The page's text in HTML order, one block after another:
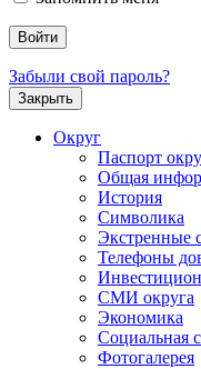
Забыли свой пароль?
Закрыть
Округ
Паспорт
Общая
История
Символика
Экстренные
Телефоны
СМИ округа
Экономика
Социальная
Фотогалерея